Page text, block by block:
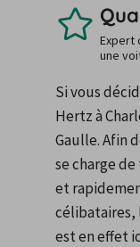
Expert
une
Si vous
Hertz à
Gaulle. Afin
se charge
et
célibataires,
est en effet